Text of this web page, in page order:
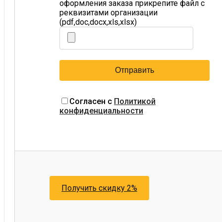
оформления заказа прикрепите файл с
реквизитами организации
(pdf,doc,docx,xls,xlsx)
Согласен с Политикой
конфиденциальности
Получить скидку 2%